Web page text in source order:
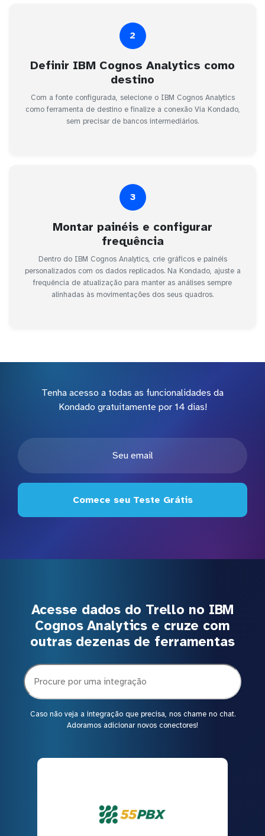
2
Definir IBM Cognos Analytics como
destino
Com a fonte configurada, selecione o IBM Cognos Analytics
como ferramenta de destino e finalize a conexão Via Kondado,
sem precisar de bancos intermediários.
3
Montar painéis e configurar
frequência
Dentro do IBM Cognos Analytics, crie gráficos e painéis
personalizados com os dados replicados. Na Kondado, ajuste a
frequência de atualização para manter as análises sempre
alinhadas às movimentações dos seus quadros.
Tenha acesso a todas as funcionalidades da
Kondado gratuitamente por 14 dias!
Comece seu Teste Grátis
Acesse dados do Trello no IBM
Cognos Analytics e cruze com
outras dezenas de ferramentas
Caso não veja a integração que precisa, nos chame no chat.
Adoramos adicionar novos conectores!